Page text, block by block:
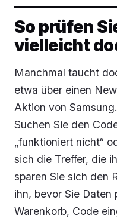
So prüfen
vielleicht
Manchmal taucht
etwa über einen
Aktion von
Suchen Sie den
„funktioniert nicht“
sich die Treffer, die
sparen Sie sich den
ihn, bevor Sie
Warenkorb, Code